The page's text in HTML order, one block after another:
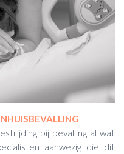
bij bevalling al wat
aanwezig die dit